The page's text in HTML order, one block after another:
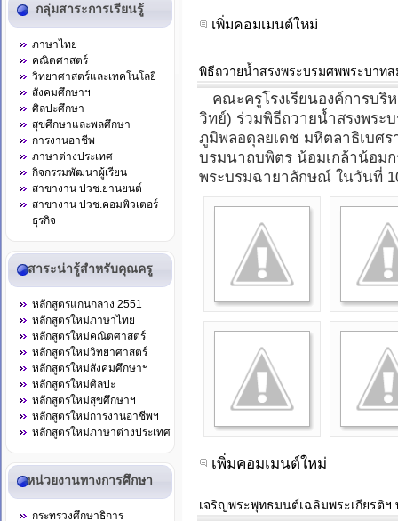
กลุ่มสาระการเรียนรู้
ภาษาไทย
คณิตศาสตร์
วิทยาศาสตร์และเทคโนโลยี
สังคมศึกษาฯ
ศิลปะศึกษา
สุขศึกษาและพลศึกษา
การงานอาชีพ
ภาษาต่างประเทศ
กิจกรรมพัฒนาผู้เรียน
สาขางาน ปวช.ยานยนต์
สาขางาน ปวช.คอมพิวเตอร์
ธุรกิจ
สาระน่ารู้สำหรับคุณครู
หลักสูตรแกนกลาง 2551
หลักสูตรใหม่ภาษาไทย
หลักสูตรใหม่คณิตศาสตร์
หลักสูตรใหม่วิทยาศาสตร์
หลักสูตรใหม่สังคมศึกษาฯ
หลักสูตรใหม่ศิลปะ
หลักสูตรใหม่สุขศึกษาฯ
หลักสูตรใหม่การงานอาชีพฯ
หลักสูตรใหม่ภาษาต่างประเทศ
หน่วยงานทางการศึกษา
กระทรวงศึกษาธิการ
เพิ่มคอมเมนต์ใหม่
พิธีถวายน้ำสรงพระบรมศพพระบาท
คณะครูโรงเรียนองค์การบริ
วิทย์) ร่วมพิธีถวายน้ำสรงพระ
ภูมิพลอดุลยเดช มหิตลาธิเบศ
บรมนาถบพิตร น้อมเกล้าน้อมก
พระบรมฉายาลักษณ์ ในวันที่
เพิ่มคอมเมนต์ใหม่
เจริญพระพุทธมนต์เฉลิมพระเกียรติฯ